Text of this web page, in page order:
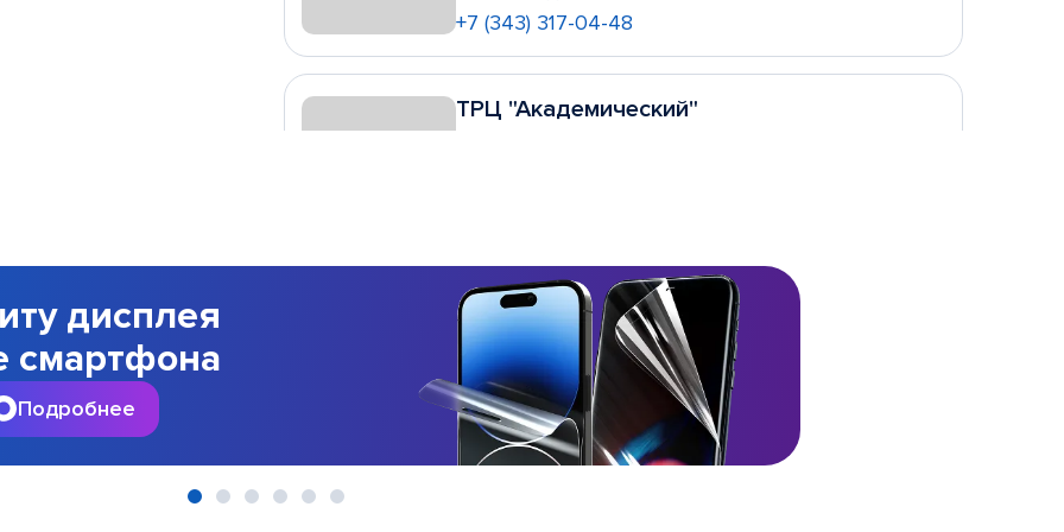
+7 (343) 317-04-48
ТРЦ "Академический"
ост. "Сибирский тракт"
ул. Восточная, д. 170
ПН - ВС 10:00 - 20:00
Без выходных
+7 (343) 305-01-79
дисплея
смартфона
Подробнее